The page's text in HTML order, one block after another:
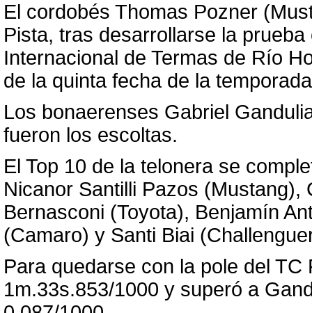
El cordobés Thomas Pozner
Pista, tras desarrollarse la
Internacional de Termas de Río
de la quinta fecha de la
Los bonaerenses Gabriel
fueron los escoltas.
El Top 10 de la telonera se
Nicanor Santilli Pazos
Bernasconi (Toyota), Benjamín
(Camaro) y Santi Biai
Para quedarse con la pole del
1m.33s.853/1000 y superó a